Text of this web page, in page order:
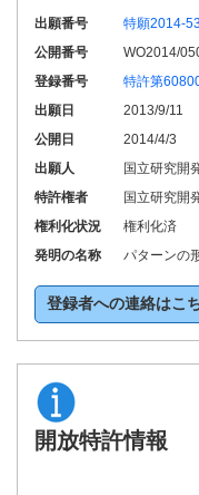
出願番号
特願2014-
公開番号
WO2014/
登録番号
特許第
出願日
2013/9/11
公開日
2014/4/3
出願人
国立研究開
特許権者
国立研究開
権利化状況
権利化済
発明の名称
パターンの
登録者への連絡はこ
開放特許情報